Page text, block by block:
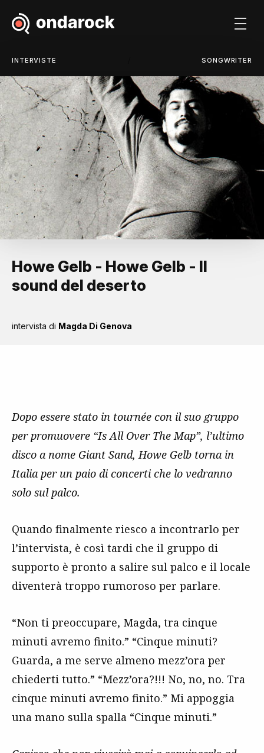
INTERVISTE SONGWRITER
Howe Gelb - Howe Gelb - Il
sound del deserto
intervista di Magda Di Genova
Dopo essere stato in tournée con il suo gruppo
per promuovere “Is All Over The Map”, l’ultimo
disco a nome Giant Sand, Howe Gelb torna in
Italia per un paio di concerti che lo vedranno
solo sul palco.
Quando finalmente riesco a incontrarlo per
l’intervista, è così tardi che il gruppo di
supporto è pronto a salire sul palco e il locale
diventerà troppo rumoroso per parlare.
“Non ti preoccupare, Magda, tra cinque
minuti avremo finito.” “Cinque minuti?
Guarda, a me serve almeno mezz’ora per
chiederti tutto.” “Mezz’ora?!!! No, no, no. Tra
cinque minuti avremo finito.” Mi appoggia
una mano sulla spalla “Cinque minuti.”